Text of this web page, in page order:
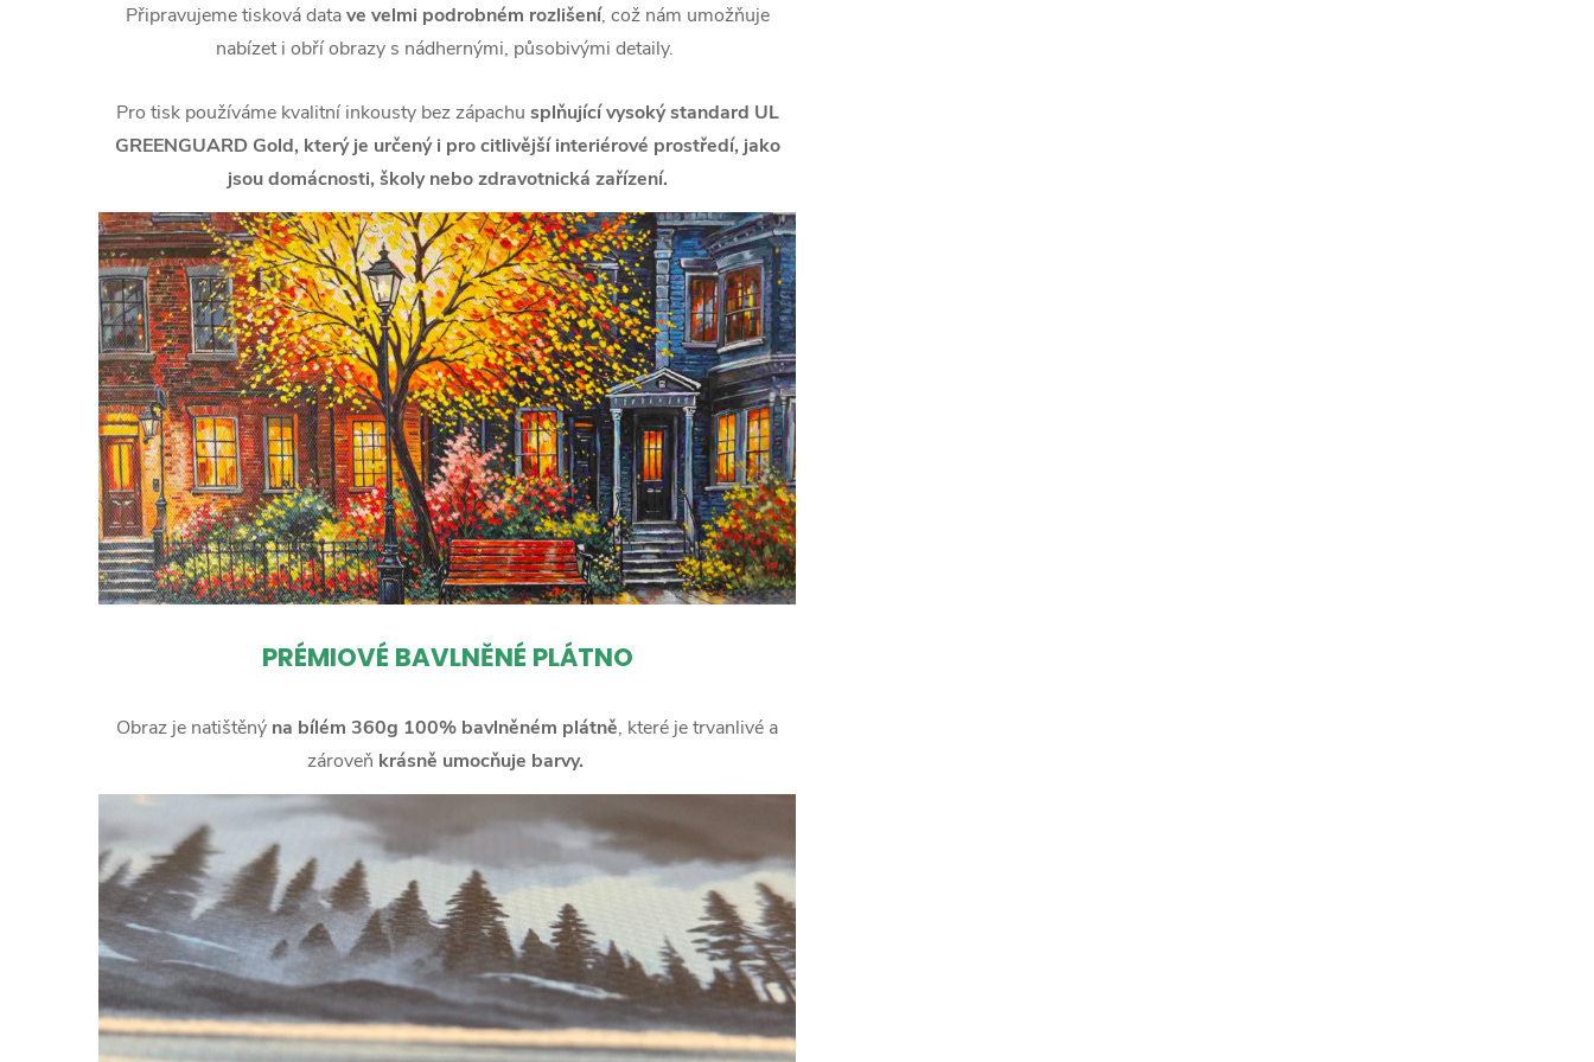
Připravujeme tisková datave velmi podrobném rozlišení, což nám umožňuje
nabízet i obří obrazy s nádhernými, působivými detaily.
Pro tisk používáme kvalitní inkousty bez zápachu splňující vysoký standard UL
GREENGUARD Gold, který je určený i pro citlivější interiérové prostředí, jako
jsou domácnosti, školy nebo zdravotnická zařízení.
PRÉMIOVÉ BAVLNĚNÉ PLÁTNO
Obraz je natištěný na bílém 360g 100% bavlněném plátně, které je trvanlivé a
zároveň krásně umocňuje barvy.